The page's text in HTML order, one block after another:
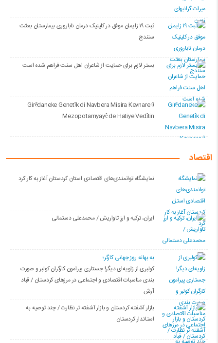
ثبت ۱۹ زایمان موفق در کلینیک درمان ناباروری بیمارستان بعثت
سنندج
بستر لازم برای حمایت از شاعران اهل سنت فراهم شده است
Girêdaneke Genetîk di Navbera Misira Kevnare û
Mezopotamyayê de Hatiye Vedîtin
اقتصاد
نمایشگاه توانمندی‌های اقتصادی استان کردستان آغاز به کار کرد
ایران، ترکیه و ارزِ تاواریش / محمدعلی دستمالی
به بهانه روز جهانی کارگر؛
کولبری از زاویه‌ای دیگر! جستاری پیرامون کارگران کولبر و صورت
بندی مناسبات اقتصادی و اجتماعی در مرزهای کردستان / قباد
آرش
بازار آشفته کردستان و بازار آشفته­ تر نظارت / چند توصیه به
استاندار کردستان